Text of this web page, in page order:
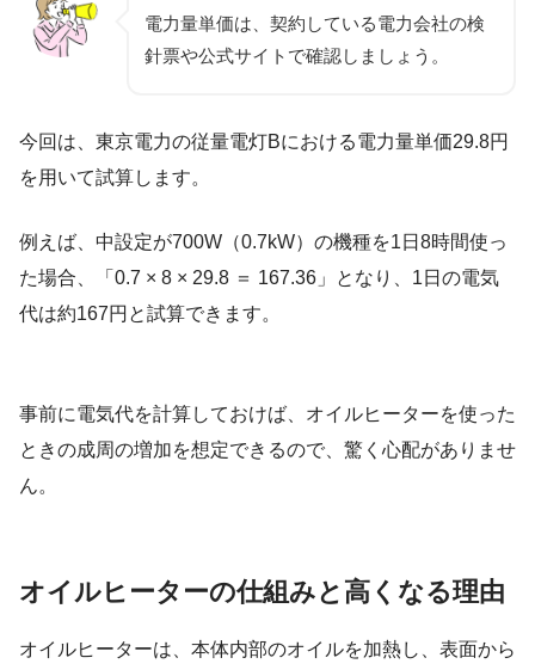
電力量単価は、契約している電力会社の検
針票や公式サイトで確認しましょう。
今回は、東京電力の従量電灯Bにおける電力量単価29.8円
を用いて試算します。
例えば、中設定が700W（0.7kW）の機種を1日8時間使っ
た場合、「0.7 × 8 × 29.8 ＝ 167.36」となり、1日の電気
代は約167円と試算できます。
事前に電気代を計算しておけば、オイルヒーターを使った
ときの成周の増加を想定できるので、驚く心配がありませ
ん。
オイルヒーターの仕組みと高くなる理由
オイルヒーターは、本体内部のオイルを加熱し、表面から